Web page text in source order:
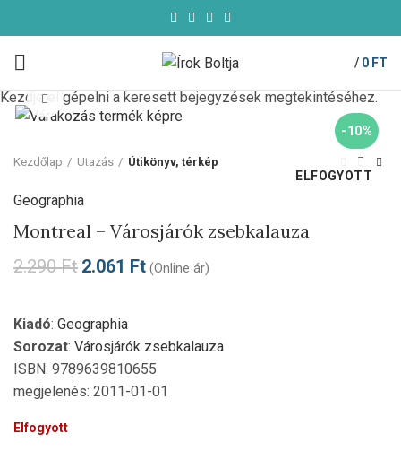
/ 0 FT
-10%
ELFOGYOTT
Click to enlarge
Kezdőlap Utazás Útikönyv, térkép
Geographia
Montreal – Városjárók zsebkalauza
2.290Ft 2.061 Ft (Online ár)
Kiadó: Geographia
Sorozat: Városjárók zsebkalauza
ISBN: 9789639810655
megjelenés: 2011-01-01
Elfogyott
Kezdje el gépelni a keresett bejegyzések megtekintéséhez.